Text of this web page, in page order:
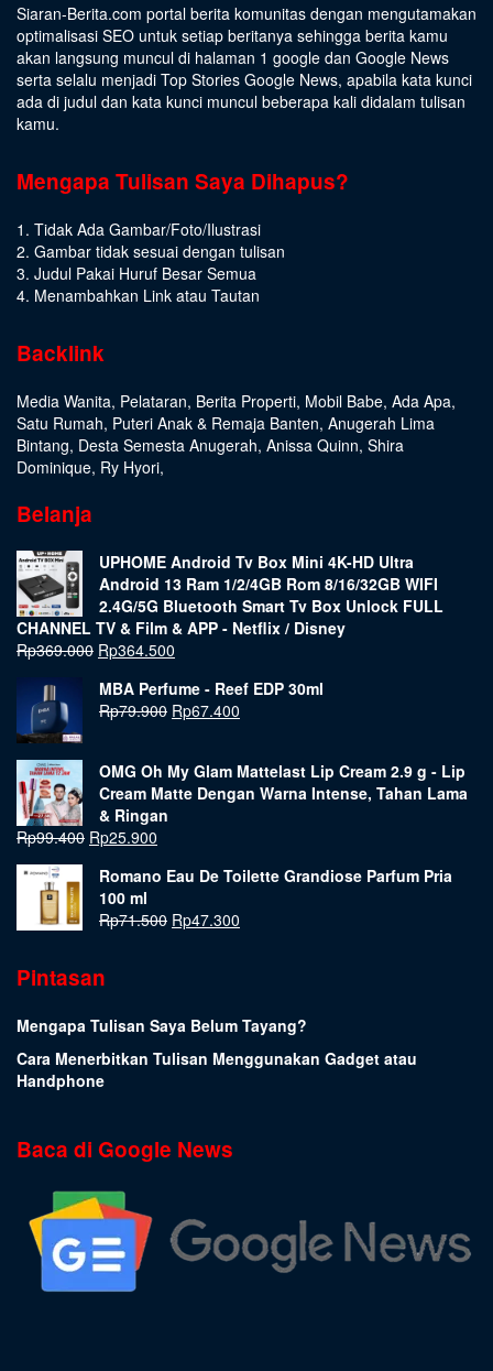
Siaran-Berita.com portal berita komunitas dengan mengutamakan
optimalisasi SEO untuk setiap beritanya sehingga berita kamu
akan langsung muncul di halaman 1 google dan Google News
serta selalu menjadi Top Stories Google News, apabila kata kunci
ada di judul dan kata kunci muncul beberapa kali didalam tulisan
kamu.
Mengapa Tulisan Saya Dihapus?
1. Tidak Ada Gambar/Foto/Ilustrasi
2. Gambar tidak sesuai dengan tulisan
3. Judul Pakai Huruf Besar Semua
4. Menambahkan Link atau Tautan
Backlink
Media Wanita, Pelataran, Berita Properti, Mobil Babe, Ada Apa,
Satu Rumah, Puteri Anak & Remaja Banten, Anugerah Lima
Bintang, Desta Semesta Anugerah, Anissa Quinn, Shira
Dominique, Ry Hyori,
Belanja
UPHOME Android Tv Box Mini 4K-HD Ultra
Android 13 Ram 1/2/4GB Rom 8/16/32GB WIFI
2.4G/5G Bluetooth Smart Tv Box Unlock FULL
CHANNEL TV & Film & APP - Netflix / Disney
Rp369.000 Rp364.500
MBA Perfume - Reef EDP 30ml
Rp79.900 Rp67.400
OMG Oh My Glam Mattelast Lip Cream 2.9 g - Lip
Cream Matte Dengan Warna Intense, Tahan Lama
& Ringan
Rp99.400 Rp25.900
Romano Eau De Toilette Grandiose Parfum Pria
100 ml
Rp71.500 Rp47.300
Pintasan
Mengapa Tulisan Saya Belum Tayang?
Cara Menerbitkan Tulisan Menggunakan Gadget atau
Handphone
Baca di Google News